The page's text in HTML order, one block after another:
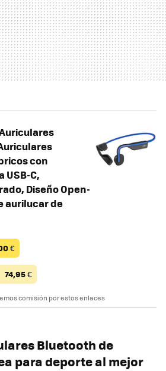
con
USB-C,
Diseño Open-
aurilucar de
€
74,95€
comisión por estos enlaces
Bluetooth de
para deporte al mejor